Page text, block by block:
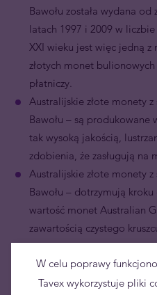
Bawołu została wydana
latach 1997 i 2009 w
XXI wieku jest więc jedną z
złotych monet
płatniczy.
Australijskie złote monety
Bawołu – są produkowane
tak wysoką jakością,
zdobienia, że zasługują
Australijskie złote monety
Bawołu – dotrzymują
wartość monet Australian
zawartością czystego
W celu poprawy
Tavex wykorzystuje pliki